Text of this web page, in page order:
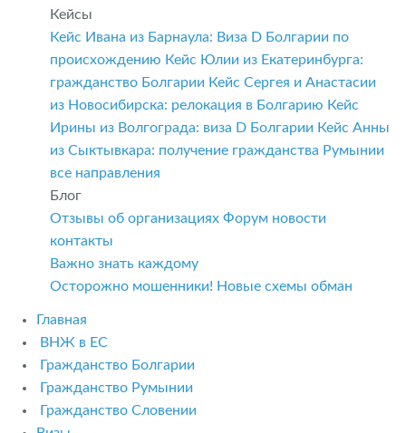
Кейсы
Кейс Ивана из Барнаула: Виза D Болгарии по
происхождению Кейс Юлии из Екатеринбурга:
гражданство Болгарии Кейс Сергея и Анастасии
из Новосибирска: релокация в Болгарию Кейс
Ирины из Волгограда: виза D Болгарии Кейс Анны
из Сыктывкара: получение гражданства Румынии
все направления
Блог
Отзывы об организациях Форум новости
контакты
Важно знать каждому
Осторожно мошенники! Новые схемы обман
Главная
ВНЖ в ЕС
Гражданство Болгарии
Гражданство Румынии
Гражданство Словении